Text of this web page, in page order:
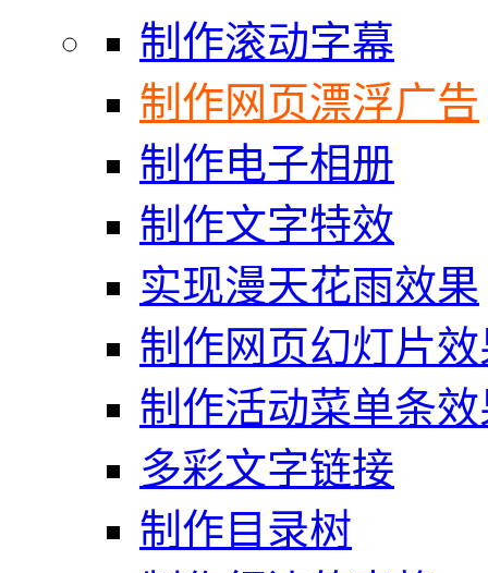
制作滚动字幕
制作网页漂浮广告
制作电子相册
制作文字特效
实现漫天花雨效果
制作网页幻灯片
制作活动菜单条
多彩文字链接
制作目录树